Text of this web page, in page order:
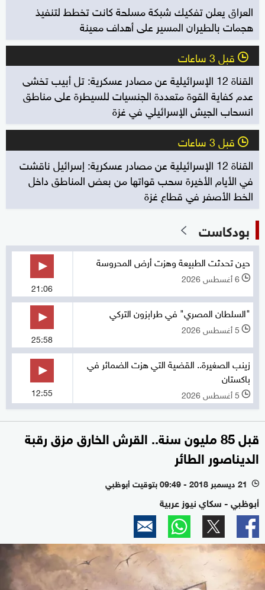
العراق يعلن تفكيك شبكة مسلحة كانت تخطط لتنفيذ
هجمات بالطيران المسير على أهداف معينة
l قبل 3 ساعات
القناة 12 الإسرائيلية عن مصادر عسكرية: تل أبيب تخشى
عدم كفاية القوة متعددة الجنسيات للسيطرة على مناطق
انسحاب الجيش الإسرائيلي في غزة
l قبل 3 ساعات
القناة 12 الإسرائيلية عن مصادر عسكرية: إسرائيل ناقشت
في الأيام الأخيرة سحب قواتها من بعض المناطق داخل
الخط الأصفر في قطاع غزة
بودكاست
حين تحدثت الطبيعة وهزت أرض المحروسة
l 6 أغسطس 2026
21:06
"السلطان المصري" في طرابزون التركي
l 5 أغسطس 2026
25:58
زينب الصغيرة.. القضية التي هزت الضمائر في
باكستان
l 5 أغسطس 2026 12:55
قبل 85 مليون سنة.. القرش الخارق مزق رقبة
الديناصور الطائر
l 21 ديسمبر 2018 - 09:49 بتوقيت أبوظبي
أبوظبي - سكاي نيوز عربية